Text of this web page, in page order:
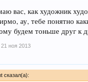
вас, как художник
ау, тебе понятно
будем тоньше друг к
21 ноя 2013
сказал(а):